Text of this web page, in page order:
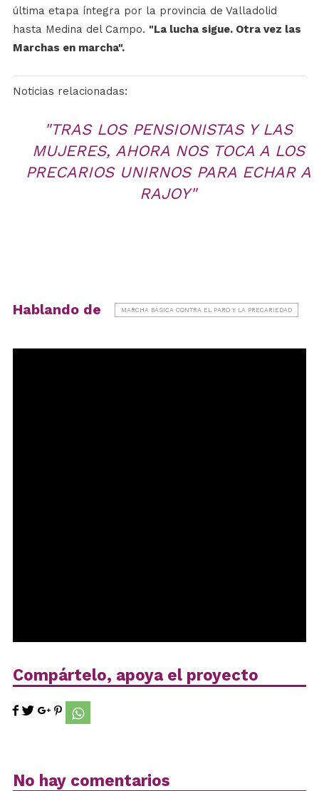
última etapa íntegra por la provincia de Valladolid
hasta Medina del Campo. "La lucha sigue. Otra vez las
Marchas en marcha".
Noticias relacionadas:
"TRAS LOS PENSIONISTAS Y LAS
MUJERES, AHORA NOS TOCA A LOS
PRECARIOS UNIRNOS PARA ECHAR A
RAJOY"
Hablando de MARCHA BÁSICA CONTRA EL PARO Y LA PRECARIEDAD
Compártelo, apoya el proyecto
No hay comentarios